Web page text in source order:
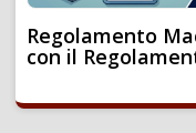
Regolamento
con il